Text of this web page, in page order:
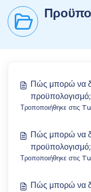
Πώς μπορώ να
προϋπολογισμό;
Τροποποιήθηκε στις
Πώς μπορώ να
προϋπολογισμό;
Τροποποιήθηκε στις
Πώς μπορώ να